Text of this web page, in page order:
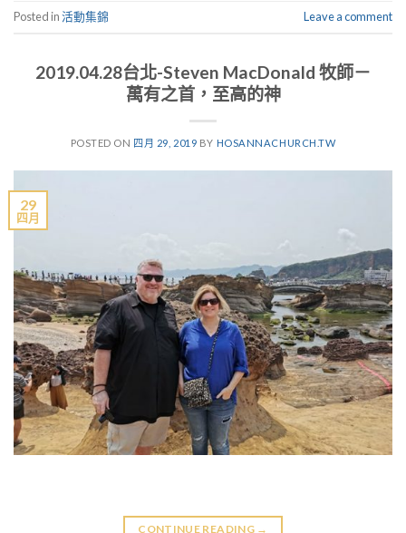
Posted in活動集錦 Leave a comment
2019.04.28台北-Steven MacDonald 牧師－
萬有之首，至高的神
POSTED ON 四月 29, 2019 BY HOSANNACHURCH.TW
29
四月
CONTINUE READING →